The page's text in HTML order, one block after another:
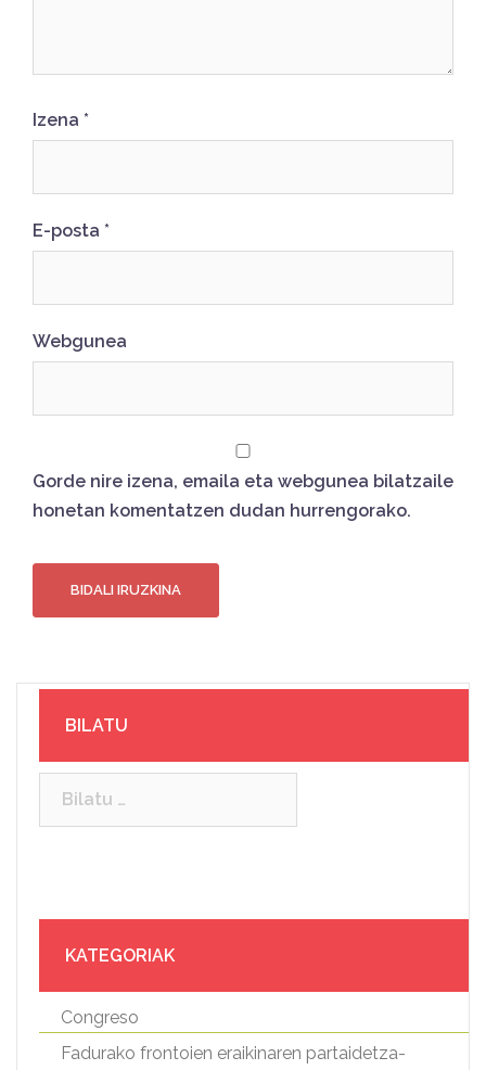
Izena *
E-posta *
Webgunea
Gorde nire izena, emaila eta webgunea bilatzaile
honetan komentatzen dudan hurrengorako.
BILATU
KATEGORIAK
Congreso
Fadurako frontoien eraikinaren partaidetza-